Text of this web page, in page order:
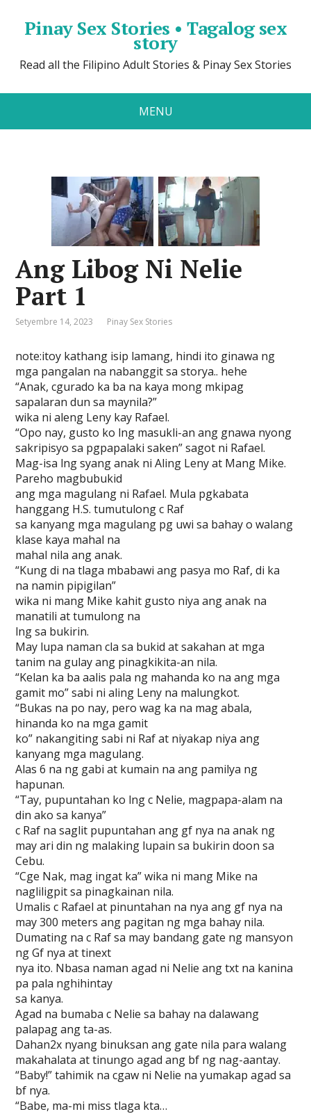
Pinay Sex Stories • Tagalog sex
story
Read all the Filipino Adult Stories & Pinay Sex Stories
MENU
Ang Libog Ni Nelie
Part 1
Setyembre 14, 2023 Pinay Sex Stories
note:itoy kathang isip lamang, hindi ito ginawa ng
mga pangalan na nabanggit sa storya.. hehe
“Anak, cgurado ka ba na kaya mong mkipag
sapalaran dun sa maynila?”
wika ni aleng Leny kay Rafael.
“Opo nay, gusto ko lng masukli-an ang gnawa nyong
sakripisyo sa pgpapalaki saken” sagot ni Rafael.
Mag-isa lng syang anak ni Aling Leny at Mang Mike.
Pareho magbubukid
ang mga magulang ni Rafael. Mula pgkabata
hanggang H.S. tumutulong c Raf
sa kanyang mga magulang pg uwi sa bahay o walang
klase kaya mahal na
mahal nila ang anak.
“Kung di na tlaga mbabawi ang pasya mo Raf, di ka
na namin pipigilan”
wika ni mang Mike kahit gusto niya ang anak na
manatili at tumulong na
lng sa bukirin.
May lupa naman cla sa bukid at sakahan at mga
tanim na gulay ang pinagkikita-an nila.
“Kelan ka ba aalis pala ng mahanda ko na ang mga
gamit mo” sabi ni aling Leny na malungkot.
“Bukas na po nay, pero wag ka na mag abala,
hinanda ko na mga gamit
ko” nakangiting sabi ni Raf at niyakap niya ang
kanyang mga magulang.
Alas 6 na ng gabi at kumain na ang pamilya ng
hapunan.
“Tay, pupuntahan ko lng c Nelie, magpapa-alam na
din ako sa kanya”
c Raf na saglit pupuntahan ang gf nya na anak ng
may ari din ng malaking lupain sa bukirin doon sa
Cebu.
“Cge Nak, mag ingat ka” wika ni mang Mike na
nagliligpit sa pinagkainan nila.
Umalis c Rafael at pinuntahan na nya ang gf nya na
may 300 meters ang pagitan ng mga bahay nila.
Dumating na c Raf sa may bandang gate ng mansyon
ng Gf nya at tinext
nya ito. Nbasa naman agad ni Nelie ang txt na kanina
pa pala nghihintay
sa kanya.
Agad na bumaba c Nelie sa bahay na dalawang
palapag ang ta-as.
Dahan2x nyang binuksan ang gate nila para walang
makahalata at tinungo agad ang bf ng nag-aantay.
“Baby!” tahimik na cgaw ni Nelie na yumakap agad sa
bf nya.
“Babe, ma-mi miss tlaga kta…